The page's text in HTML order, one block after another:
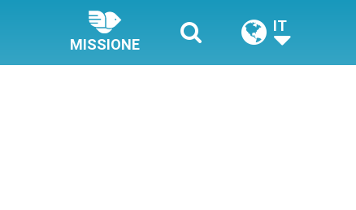
MISSIONE
IT